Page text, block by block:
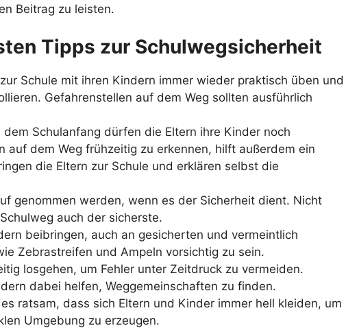
Beitrag zu leisten.
Tipps zur Schulwegsicherheit
Schule mit ihren Kindern immer wieder praktisch üben und
Gefahrenstellen auf dem Weg sollten ausführlich
Schulanfang dürfen die Eltern ihre Kinder noch
auf dem Weg frühzeitig zu erkennen, hilft außerdem ein
die Eltern zur Schule und erklären selbst die
genommen werden, wenn es der Sicherheit dient. Nicht
auch der sicherste.
beibringen, auch an gesicherten und vermeintlich
Zebrastreifen und Ampeln vorsichtig zu sein.
losgehen, um Fehler unter Zeitdruck zu vermeiden.
dabei helfen, Weggemeinschaften zu finden.
ratsam, dass sich Eltern und Kinder immer hell kleiden, um
Umgebung zu erzeugen.